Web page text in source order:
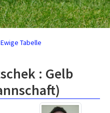
Ewige Tabelle
: Gelb